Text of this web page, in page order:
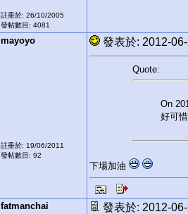
註冊於: 26/10/2005
發帖數目: 4081
mayoyo
註冊於: 19/06/2011
發帖數目: 92
發表於: 2012-
Quote:
On
好可
下場加油
fatmanchai 發表於: 2012-